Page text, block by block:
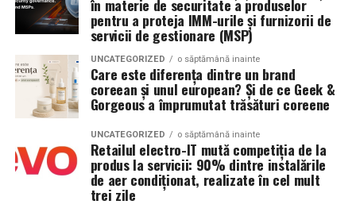
de smochină, cocos și lemn de santal sunt perfecte
pentru serile de vară.
Indiferent de preferințe, sezonul cald este momentul
ideal să experimentezi și să descoperi parfumuri
inspirate din universul parfumeriei de nișă. Iar
Top Scents
de la Oriflame demonstrează că
ingredientele premium, creativitatea și accesibilitatea
pot exista în aceeași sticlă.
Platformele care oferă plăți securizate, sisteme de
evaluare și posibilitatea soluționării eventualelor dispute
îi ajută atât pe cumpărători, cât și pe vânzători să
colaboreze într-un mediu mai sigur.
PeSoonyx.store, utilizatorii își pot lista gratuit
produsele și serviciile, pot comunica direct cu potențialii
clienți și beneficiază de un sistem de plată securizat,
construit pentru a oferi mai multă încredere în fiecare
în materie de securitate a produselor
pentru a proteja IMM-urile și furnizorii de
servicii de gestionare (MSP)
UNCATEGORIZED o săptămână inainte
Care este diferența dintre un brand
coreean și unul european? Și de ce Geek &
Gorgeous a împrumutat trăsături coreene
UNCATEGORIZED o săptămână inainte
Retailul electro-IT mută competiția de la
produs la servicii: 90% dintre instalările
de aer condiționat, realizate în cel mult
trei zile